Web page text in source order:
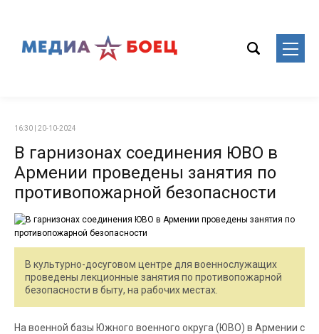
16:30 | 20-10-2024
В гарнизонах соединения ЮВО в
Армении проведены занятия по
противопожарной безопасности
В культурно-досуговом центре для военнослужащих
проведены лекционные занятия по противопожарной
безопасности в быту, на рабочих местах.
На военной базы Южного военного округа (ЮВО) в Армении с